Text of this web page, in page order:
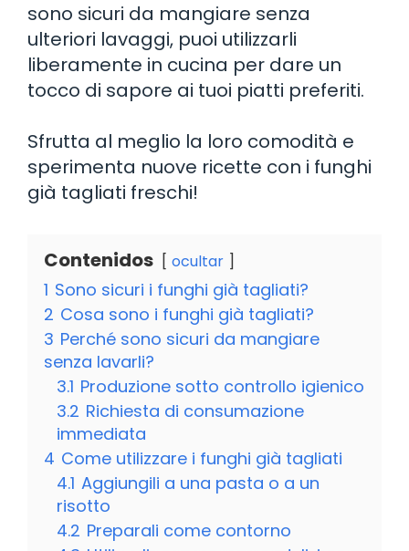
sono sicuri da mangiare senza
ulteriori lavaggi, puoi utilizzarli
liberamente in cucina per dare un
tocco di sapore ai tuoi piatti preferiti.
Sfrutta al meglio la loro comodità e
sperimenta nuove ricette con i funghi
già tagliati freschi!
Contenidos ocultar
1 Sono sicuri i funghi già tagliati?
2 Cosa sono i funghi già tagliati?
3 Perché sono sicuri da mangiare
senza lavarli?
3.1 Produzione sotto controllo igienico
3.2 Richiesta di consumazione
immediata
4 Come utilizzare i funghi già tagliati
4.1 Aggiungili a una pasta o a un
risotto
4.2 Preparali come contorno